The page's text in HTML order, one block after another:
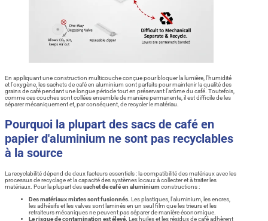
En appliquant une construction multicouche conçue pour bloquer la lumière, l'humidité
et l'oxygène, les sachets de café en aluminium sont parfaits pour maintenir la qualité des
grains de café pendant une longue période tout en préservant l'arôme du café. Toutefois,
comme ces couches sont collées ensemble de manière permanente, il est difficile de les
séparer mécaniquement et, par conséquent, de recycler le matériau.
Pourquoi la plupart des sacs de café en
papier d'aluminium ne sont pas recyclables
à la source
La recyclabilité dépend de deux facteurs essentiels : la compatibilité des matériaux avec les
processus de recyclage et la capacité des systèmes locaux à collecter et à traiter les
matériaux. Pour la plupart dessachet de café en aluminium constructions :
Des matériaux mixtes sont fusionnés. Les plastiques, l'aluminium, les encres,
les adhésifs et les valves sont laminés en un seul film que les trieurs et les
retraiteurs mécaniques ne peuvent pas séparer de manière économique.
Le risque de contamination est élevé. Les huiles et les résidus de café adhèrent